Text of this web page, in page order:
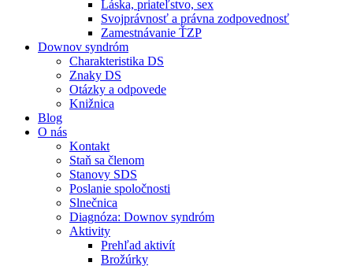
Láska, priateľstvo, sex
Svojprávnosť a právna zodpovednosť
Zamestnávanie ŤZP
Downov syndróm
Charakteristika DS
Znaky DS
Otázky a odpovede
Knižnica
Blog
O nás
Kontakt
Staň sa členom
Stanovy SDS
Poslanie spoločnosti
Slnečnica
Diagnóza: Downov syndróm
Aktivity
Prehľad aktivít
Brožúrky